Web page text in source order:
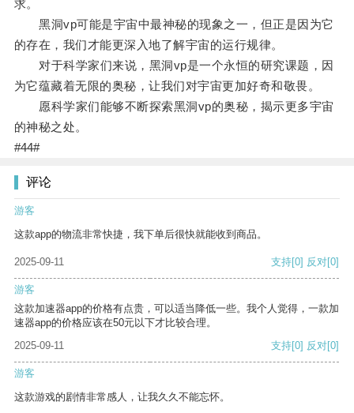
求。
黑洞vp可能是宇宙中最神秘的现象之一，但正是因为它
的存在，我们才能更深入地了解宇宙的运行规律。
对于科学家们来说，黑洞vp是一个永恒的研究课题，因
为它蕴藏着无限的奥秘，让我们对宇宙更加好奇和敬畏。
愿科学家们能够不断探索黑洞vp的奥秘，揭示更多宇宙
的神秘之处。
#44#
评论
游客
这款app的物流非常快捷，我下单后很快就能收到商品。
2025-09-11 支持[0] 反对[0]
游客
这款加速器app的价格有点贵，可以适当降低一些。我个人觉得，一款加
速器app的价格应该在50元以下才比较合理。
2025-09-11
支持[0] 反对[0]
游客
这款游戏的剧情非常感人，让我久久不能忘怀。